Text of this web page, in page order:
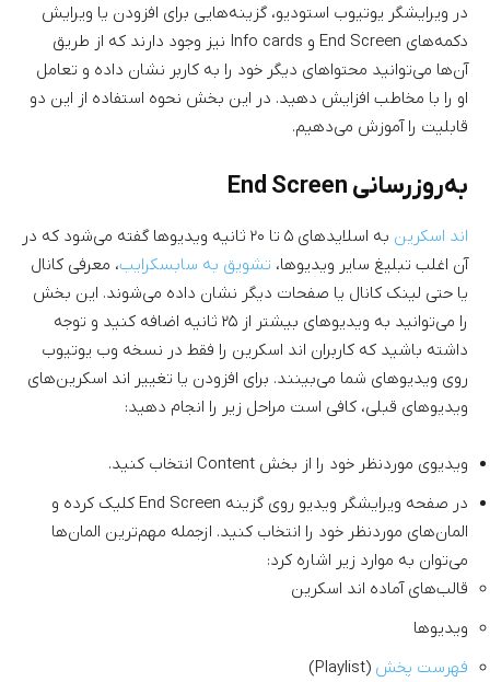
در ویرایشگر یوتیوب استودیو، گزینه‌هایی برای افزودن یا ویرایش
دکمه‌های End Screen و Info cards نیز وجود دارند که از طریق
آن‌ها می‌توانید محتواهای دیگر خود را به کاربر نشان داده و تعامل
او را با مخاطب افزایش دهید. در این بخش نحوه استفاده از این دو
قابلیت را آموزش می‌دهیم.
به‌روزرسانی End Screen
اند اسکرین
به اسلاید‌های ۵ تا ۲۰ ثانیه ویدیوها گفته می‌شود که در
آن اغلب تبلیغ سایر ویدیو‌ها، تشویق به سابسکرایب، معرفی کانال
یا حتی لینک کانال یا صفحات دیگر نشان داده می‌شوند. این بخش
را می‌توانید به ویدیو‌های بیشتر از ۲۵ ثانیه اضافه کنید و توجه
داشته باشید که کاربران اند اسکرین را فقط در نسخه وب یوتیوب
روی ویدیو‌های شما می‌بینند. برای افزودن یا تغییر اند اسکرین‌های
ویدیو‌های قبلی، کافی است مراحل زیر را انجام دهید:
ویدیوی موردنظر خود را از بخش Content انتخاب کنید.
در صفحه ویرایشگر ویدیو روی گزینه End Screen کلیک کرده و
المان‌های موردنظر خود را انتخاب کنید. ازجمله مهم‌ترین المان‌ها
می‌توان به موارد زیر اشاره کرد:
قالب‌های آماده اند اسکرین
ویدیو‌ها
فهرست پخش (Playlist)